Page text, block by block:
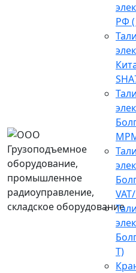
Грузоподъемное
оборудование,
промышленное
радиоуправление,
складское оборудование
РФ
Тали
Тали
Тали
Тали
Т)